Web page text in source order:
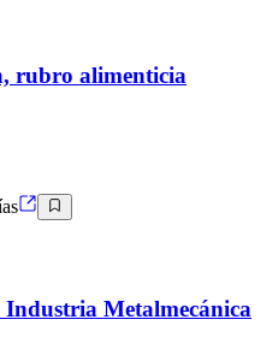
rubro alimenticia
Metalmecánica